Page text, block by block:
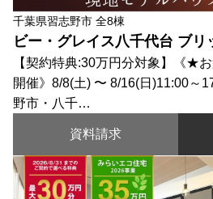
千葉県習志野市 全8棟
ビー・グレイス八千代台 ブリ
【契約特典:30万円分対象】《★
開催》8/8(土) 〜 8/16(日)11:00～
野市・八千…
資料請求